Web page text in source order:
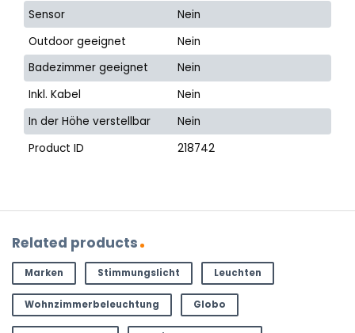
Sensor
Nein
Outdoor geeignet
Nein
Badezimmer geeignet
Nein
Inkl. Kabel
Nein
In der Höhe verstellbar
Nein
Product ID
218742
Related products
Marken Stimmungslicht Leuchten
Wohnzimmerbeleuchtung Globo